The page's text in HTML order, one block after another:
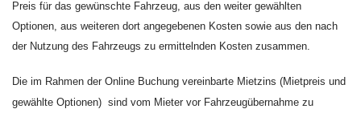
Preis für das gewünschte Fahrzeug, aus den weiter gewählten
Optionen, aus weiteren dort angegebenen Kosten sowie aus den nach
der Nutzung des Fahrzeugs zu ermittelnden Kosten zusammen.
Die im Rahmen der Online Buchung vereinbarte Mietzins (Mietpreis und
gewählte Optionen) sind vom Mieter vor Fahrzeugübernahme zu